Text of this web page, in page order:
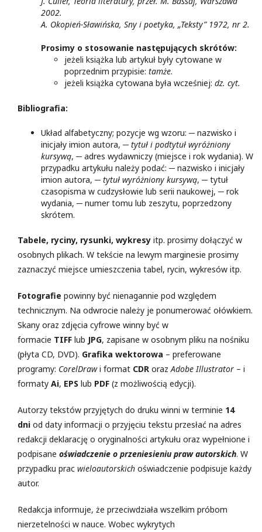
2002.
A. Okopień-Sławińska, Sny i poetyka, „Teksty” 1972, nr 2.
Prosimy o stosowanie następujących skrótów:
jeżeli książka lub artykuł były cytowane w
poprzednim przypisie: tamże.
jeżeli książka cytowana była wcześniej: dz. cyt.
Bibliografia:
Układ alfabetyczny; pozycje wg wzoru: ─ nazwisko i
inicjały imion autora, ─ tytuł i podtytuł wyróżniony
kursywą, ─ adres wydawniczy (miejsce i rok wydania). W
przypadku artykułu należy podać: ─ nazwisko i inicjały
imion autora, ─ tytuł wyróżniony kursywą, ─ tytuł
czasopisma w cudzysłowie lub serii naukowej, ─ rok
wydania, ─ numer tomu lub zeszytu, poprzedzony
skrótem.
Tabele, ryciny, rysunki, wykresy itp. prosimy dołączyć w
osobnych plikach. W tekście na lewym marginesie prosimy
zaznaczyć miejsce umieszczenia tabel, rycin, wykresów itp.
Fotografie powinny być nienagannie pod względem
technicznym. Na odwrocie należy je ponumerować ołówkiem.
Skany oraz zdjęcia cyfrowe winny być w
formacie TIFF lub JPG, zapisane w osobnym pliku na nośniku
(płyta CD, DVD). Grafika wektorowa – preferowane
programy: CorelDrawi format CDR orazAdobe Illustrator – i
formaty Ai, EPS lub PDF (z możliwością edycji).
Autorzy tekstów przyjętych do druku winni w terminie 14
dni od daty informacji o przyjęciu tekstu przesłać na adres
redakcji deklarację o oryginalności artykułu oraz wypełnione i
podpisane oświadczenie o przeniesieniu praw autorskich. W
przypadku prac wieloautorskich oświadczenie podpisuje każdy
autor.
Redakcja informuje, że przeciwdziała wszelkim próbom
nierzetelności w nauce. Wobec wykrytych